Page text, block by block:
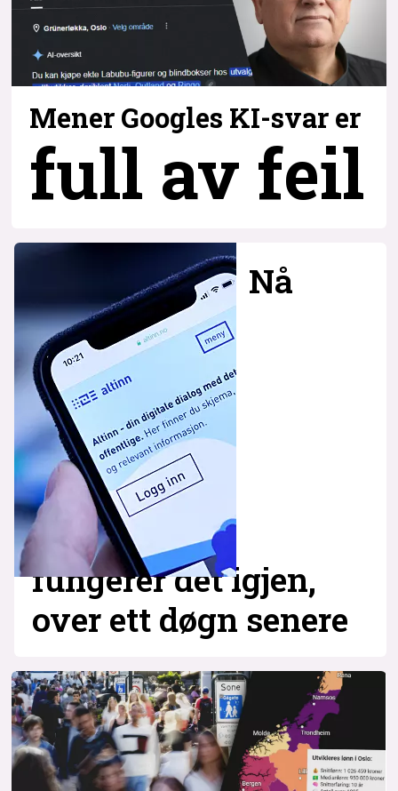
Mener Googles KI-svar er
full av feil
Nå
fungerer det igjen,
over ett døgn senere